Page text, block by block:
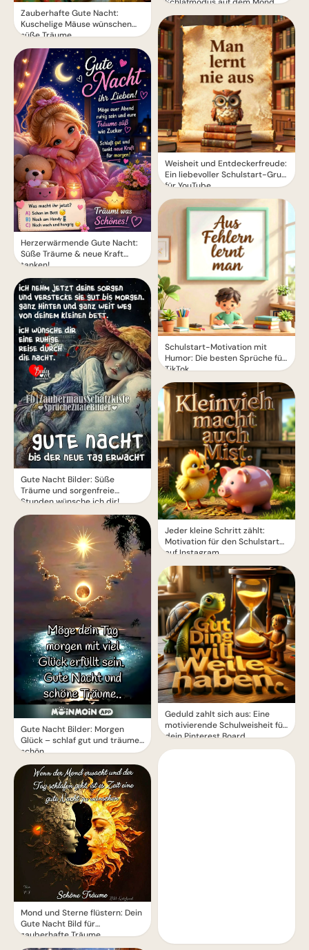
Zauberhafte Gute Nacht:
Kuschelige Mäuse wünschen
süße Träume
Herzerwärmende Gute Nacht:
Süße Träume & neue Kraft
tanken!
Gute Nacht Bilder: Süße
Träume und sorgenfreie
Stunden wünsche ich dir!
Gute Nacht Bilder: Morgen
Glück – schlaf gut und träume
schön.
Mond und Sterne flüstern: Dein
Gute Nacht Bild für
zauberhafte Träume
Weisheit und Entdeckerfreude:
Ein liebevoller Schulstart-Gruß
für YouTube
Schulstart-Motivation mit
Humor: Die besten Sprüche für
TikTok
Jeder kleine Schritt zählt:
Motivation für den Schulstart
auf Instagram.
Geduld zahlt sich aus: Eine
motivierende Schulweisheit für
dein Pinterest Board